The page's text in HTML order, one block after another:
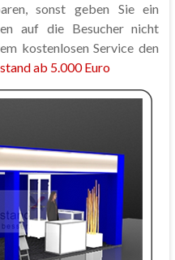
sonst geben Sie ein
auf die Besucher nicht
kostenlosen Service den
ab 5.000 Euro